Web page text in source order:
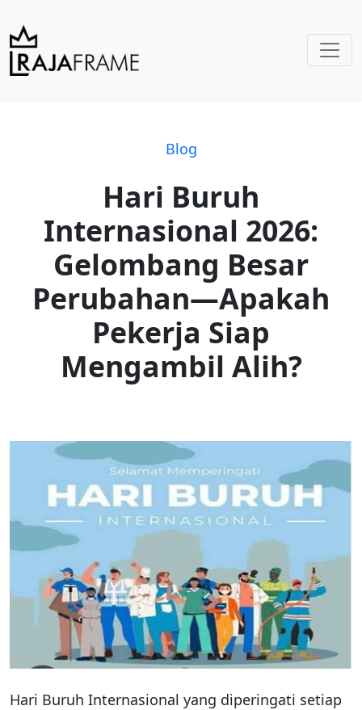
Blog
Hari Buruh
Internasional 2026:
Gelombang Besar
Perubahan—Apakah
Pekerja Siap
Mengambil Alih?
Hari Buruh Internasional yang diperingati setiap